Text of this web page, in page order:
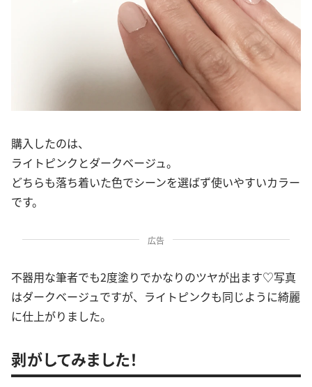
購入したのは、
ライトピンクとダークベージュ。
どちらも落ち着いた色でシーンを選ばず使いやすいカラー
です。
広告
不器用な筆者でも2度塗りでかなりのツヤが出ます♡写真
はダークベージュですが、ライトピンクも同じように綺麗
に仕上がりました。
剥がしてみました！